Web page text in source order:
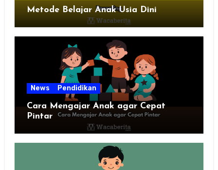
Metode Belajar Anak Usia Dini
News Pendidikan
Cara Mengajar Anak agar Cepat
Pintar